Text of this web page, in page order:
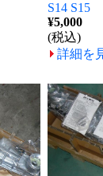
S14 S15
¥5,000
(税込)
詳細を